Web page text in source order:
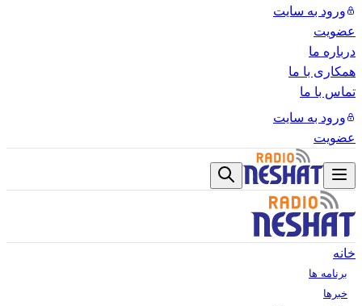
ورود به سایت
عضویت
درباره ما
همکاری با ما
تماس با ما
ورود به سایت
عضویت
خانه
برنامه ها
خبرها